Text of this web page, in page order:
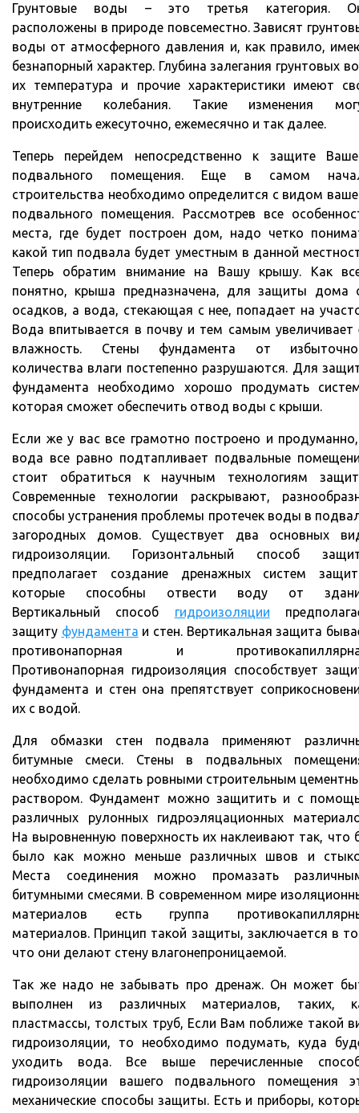
Грунтовые воды – это третья категория.
расположены в природе повсеместно. Зависят
воды от атмосферного давления и, как правило,
безнапорный характер. Глубина залегания грунтовых
их температура и прочие характеристики имеют
внутренние колебания. Такие изменения
происходить ежесуточно, ежемесячно и так далее.
Теперь перейдем непосредственно к защите
подвального помещения. Еще в самом
строительства необходимо определится с видом
подвального помещения. Рассмотрев все
места, где будет построен дом, надо четко
какой тип подвала будет уместным в данной
Теперь обратим внимание на Вашу крышу. Как
понятно, крыша предназначена, для защиты дома
осадков, а вода, стекающая с нее, попадает на
Вода впитывается в почву и тем самым увеличивает
влажность. Стены фундамента от
количества влаги постепенно разрушаются. Для
фундамента необходимо хорошо продумать
которая сможет обеспечить отвод воды с крыши.
Если же у вас все грамотно построено и
вода все равно подтапливает подвальные
стоит обратиться к научным технологиям
Современные технологии раскрывают,
способы устранения проблемы протечек воды в
загородных домов. Существует два основных
гидроизоляции. Горизонтальный способ
предполагает создание дренажных систем
которые способны отвести воду от
Вертикальный способ гидроизоляции
защиту фундамента и стен. Вертикальная защита
противонапорная и
Противонапорная гидроизоляция способствует
фундамента и стен она препятствует
их с водой.
Для обмазки стен подвала применяют
битумные смеси. Стены в подвальных
необходимо сделать ровными строительным
раствором. Фундамент можно защитить и с
различных рулонных гидроэляцационных
На выровненную поверхность их наклеивают так, что
было как можно меньше различных швов и
Места соединения можно промазать
битумными смесями. В современном мире
материалов есть группа
материалов. Принцип такой защиты, заключается в
что они делают стену влагонепроницаемой.
Так же надо не забывать про дренаж. Он может
выполнен из различных материалов, таких,
пластмассы, толстых труб, Если Вам поближе такой
гидроизоляции, то необходимо подумать, куда
уходить вода. Все выше перечисленные
гидроизоляции вашего подвального помещения
механические способы защиты. Есть и приборы,